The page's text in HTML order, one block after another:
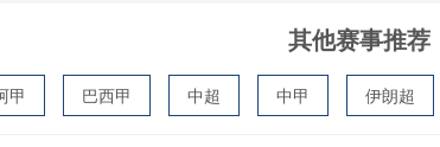
其他赛事推荐
甲 巴西甲 中超 中甲 伊朗超